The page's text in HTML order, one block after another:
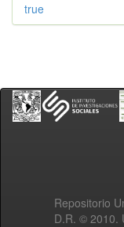
true
Repositorio
D.R. © 2010.